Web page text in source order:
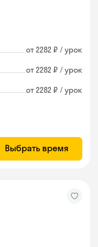
от 2282 ₽ / урок
от 2282 ₽ / урок
от 2282 ₽ / урок
Выбрать время